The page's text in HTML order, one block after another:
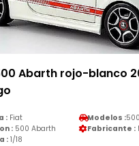
Abarth rojo-blanco
: Fiat Modelos :500
: 500 Abarth Fabricante :
: 1/18